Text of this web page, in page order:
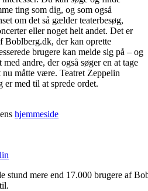
ting som dig, og som også
om det så gælder teaterbesøg,
eller noget helt andet. Det er
Boblberg.dk, der kan oprette
brugere kan melde sig på – og
andre, der også søger en at tage
måtte være. Teatret Zeppelin
er med til at sprede ordet.
hjemmeside
stund mere end 17.000 brugere af